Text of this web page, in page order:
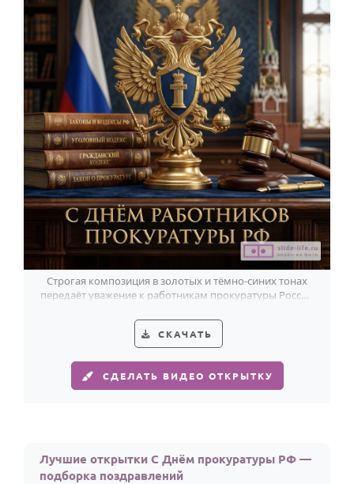
Строгая композиция в золотых и тёмно-синих тонах
передаёт уважение к работникам прокуратуры России
СКАЧАТЬ
СДЕЛАТЬ ВИДЕО ОТКРЫТКУ
Лучшие открытки С Днём прокуратуры РФ —
подборка поздравлений